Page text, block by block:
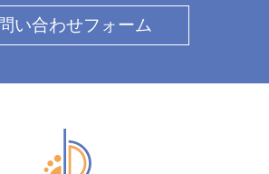
い合わせフォーム